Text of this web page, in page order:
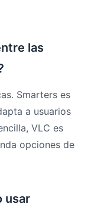
las
Smarters es
a usuarios
VLC es
opciones de
usar